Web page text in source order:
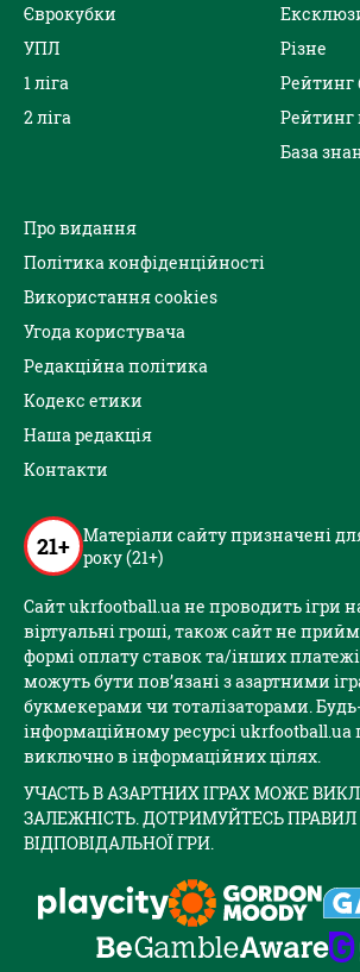
Єврокубки
УПЛ
1 ліга
2 ліга
Різне
Рейтинг
Рейтинг
База
Про видання
Політика конфіденційності
Використання cookies
Угода користувача
Редакційна політика
Кодекс етики
Наша редакція
Контакти
21+ Матеріали сайту призначені
року (21+)
Сайт ukrfootball.ua не проводить ігри
віртуальні гроші, також сайт не
формі оплату ставок та/інших
можуть бути пов’язані з азартними
букмекерами чи тоталізаторами.
інформаційному ресурсі ukrfootball.ua
виключно в інформаційних цілях.
УЧАСТЬ В АЗАРТНИХ ІГРАХ МОЖЕ
ЗАЛЕЖНІСТЬ. ДОТРИМУЙТЕСЬ
ВІДПОВІДАЛЬНОЇ ГРИ.